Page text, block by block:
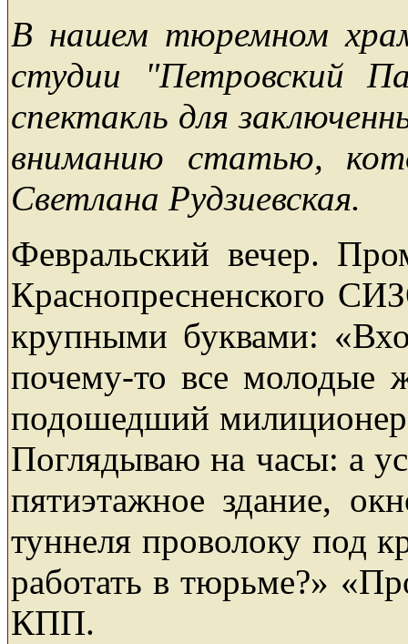
В нашем тюремном
студии "Петровский
спектакль для
вниманию статью,
Светлана Рудзиевская.
Февральский вечер.
Краснопресненского
крупными буквами:
почему-то все молодые
подошедший милиционер
Поглядываю на часы: а
пятиэтажное здание,
туннеля проволоку под
работать в тюрьме?»
КПП.